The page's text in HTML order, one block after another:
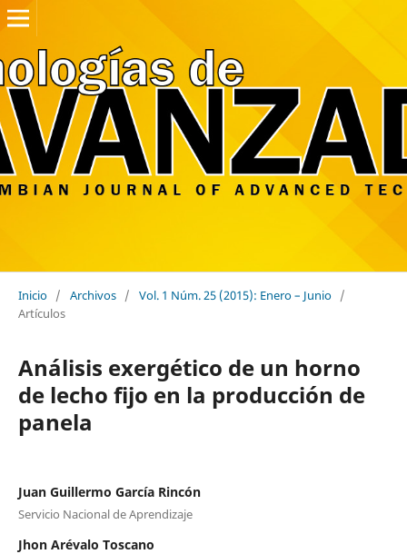
Inicio / Archivos / Vol. 1 Núm. 25 (2015): Enero – Junio /
Artículos
Análisis exergético de un horno
de lecho fijo en la producción de
panela
Juan Guillermo García Rincón
Servicio Nacional de Aprendizaje
Jhon Arévalo Toscano